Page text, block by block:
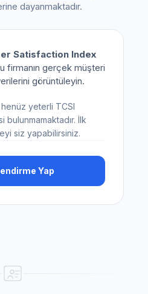
dayanmaktadır.
Satisfaction Index
firmanın gerçek müşteri
görüntüleyin.
yeterli TCSI
bulunmamaktadır. İlk
siz yapabilirsiniz.
Yap